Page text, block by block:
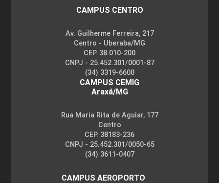
CAMPUS CENTRO
Av. Guilherme Ferreira, 217
Centro - Uberaba/MG
CEP. 38.010-200
CNPJ - 25.452.301/0001-87
(34) 3319-6600
CAMPUS CEMIG
Araxá/MG
Rua Maria Rita de Aguiar, 177
Centro
CEP. 38183-236
CNPJ - 25.452.301/0050-65
(34) 3611-0407
CAMPUS AEROPORTO